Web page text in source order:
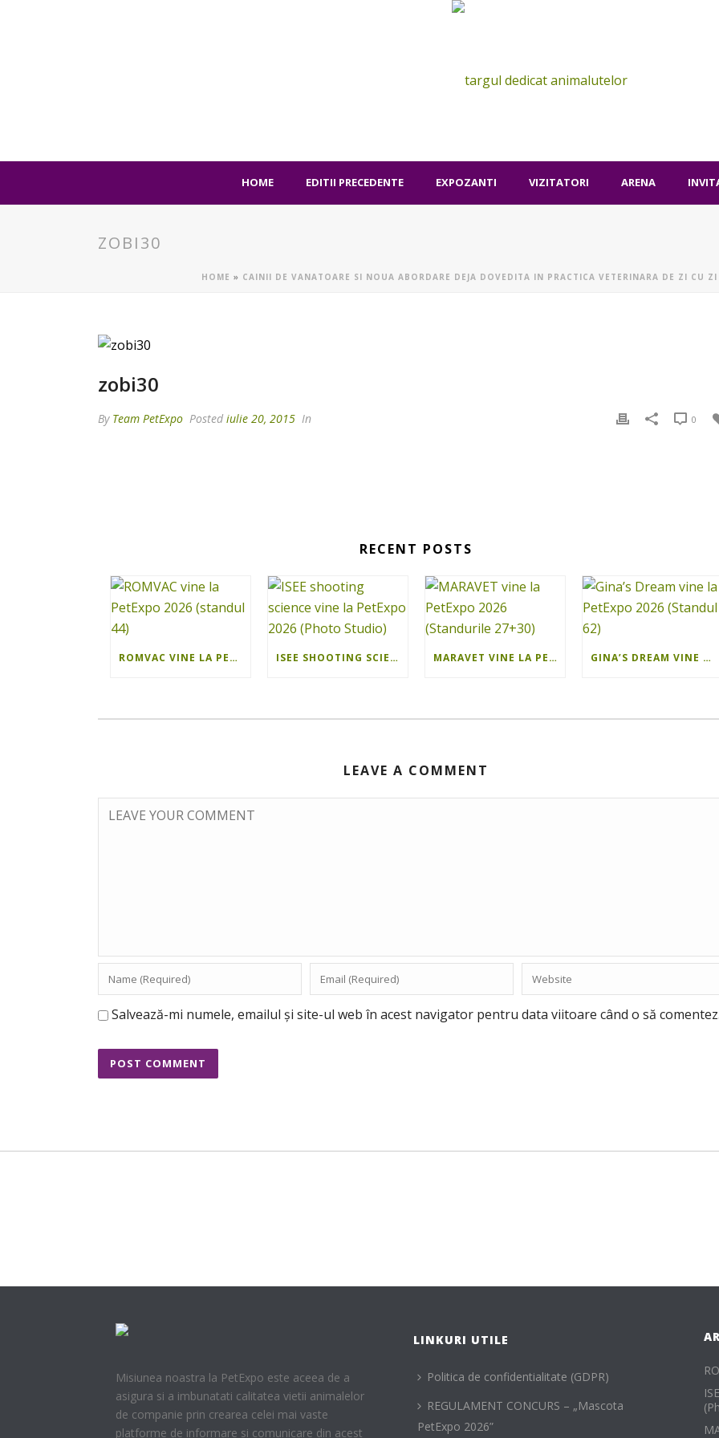
HOME EDITII PRECEDENTE EXPOZANTI VIZITATORI ARENA
ZOBI30
HOME » CAINII DE VANATOARE SI NOUA ABORDARE DEJA DOVEDITA IN PRACTICA VETERINARA DE ZI CU
zobi30
By Team PetExpo Posted iulie 20, 2015 In 0
RECENT POSTS
ROMVAC VINE LA PETEXPO 2026 (STANDUL 44) ISEE SHOOTING SCIENCE VINE LA PETEXPO 2026 (PHOTO STUDIO) MARAVET VINE LA PETEXPO 2026 (STANDURILE 27+30) GINA’S DREAM VINE LA PETEXPO 2026 (STANDUL 62)
LEAVE A COMMENT
Salvează-mi numele, emailul și site-ul web în acest navigator pentru data viitoare când o să
Misiunea noastra la PetExpo este aceea de a
asigura si a imbunatati calitatea vietii animalelor
de companie prin crearea celei mai vaste
platforme de informare si comunicare din acest
LINKURI UTILE
Politica de confidentialitate (GDPR)
REGULAMENT CONCURS – „Mascota
PetExpo 2026”